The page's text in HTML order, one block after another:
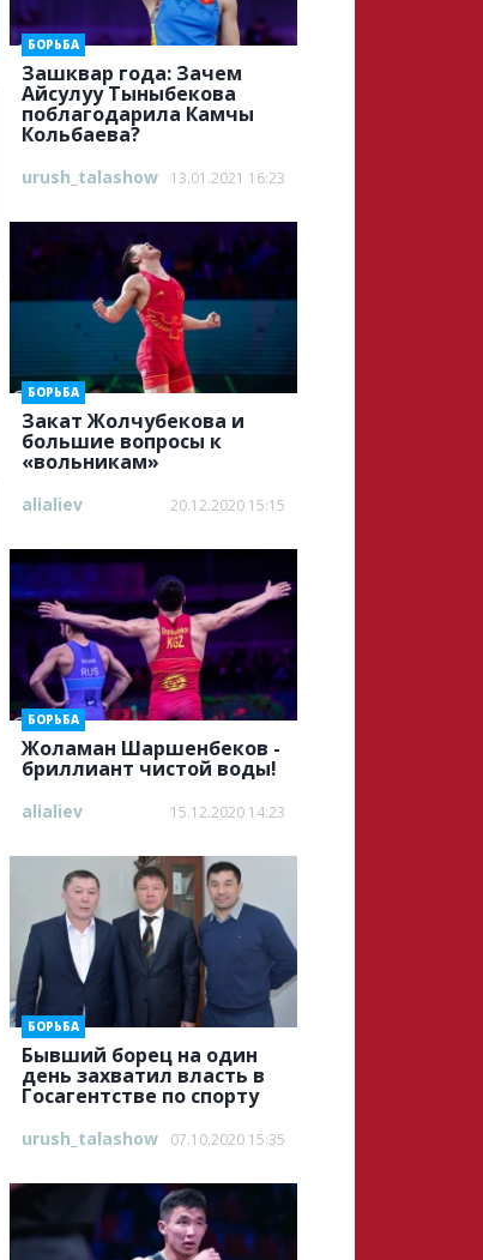
Зашквар года: Зачем
Айсулуу Тыныбекова
поблагодарила Камчы
Кольбаева?
БОРЬБА
urush_talashow 13.01.2021 16:23
Закат Жолчубекова и
большие вопросы к
«вольникам»
БОРЬБА
alialiev 20.12.2020 15:15
Жоламан Шаршенбеков -
бриллиант чистой воды!
БОРЬБА
alialiev 15.12.2020 14:23
Бывший борец на один
день захватил власть в
Госагентстве по спорту
БОРЬБА
urush_talashow 07.10.2020 15:35